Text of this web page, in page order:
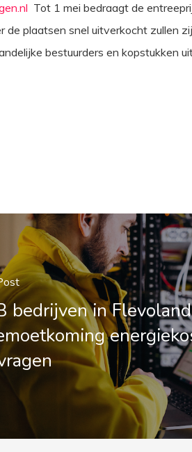
Tot 1 mei bedraagt de
plaatsen snel uitverkocht zullen
bestuurders en kopstukken
bedrijven in